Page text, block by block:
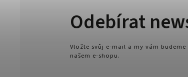
Odebírat
Vložte svůj e-mail a my vám
našem e-shopu.